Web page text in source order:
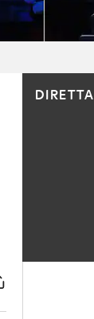
DIRETTA